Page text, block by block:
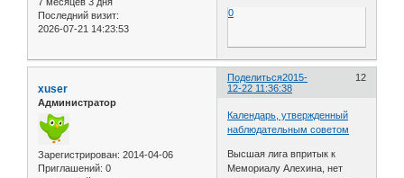
Последний визит:
2026-07-21 14:23:53
0
Поделиться 12
2015-
12-22 11:36:38
xuser
Администратор
Зарегистрирован: 2014-04-06
Приглашений: 0
Календарь, утвержденный
наблюдательным советом
Высшая лига впритык к
Мемориалу Алехина, нет